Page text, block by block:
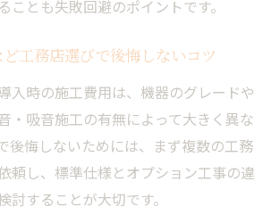
ホームシアターの実例に学ぶ失敗回
店ホームシアター実例から学ぶ成
いための工務店ホームシアター設
ことも失敗回避のポイントです。
工務店選びで後悔しないコツ
入時の施工費用は、機器のグレードや
・吸音施工の有無によって大きく異な
後悔しないためには、まず複数の工務
頼し、標準仕様とオプション工事の違
討することが大切です。